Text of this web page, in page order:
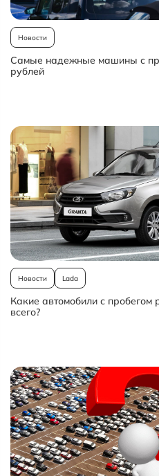
Новости
Самые надежные машины с
рублей
Новости Lada
Какие автомобили с пробегом
всего?